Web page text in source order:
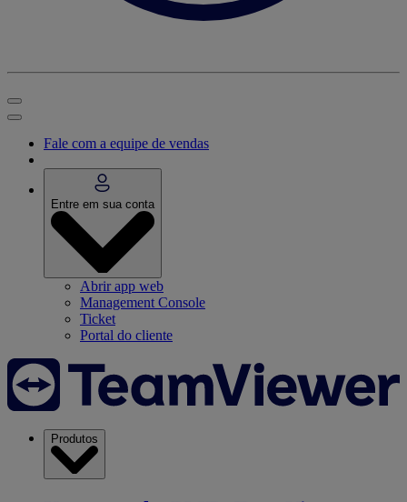
Fale com a equipe de vendas
Entre em sua conta
Abrir app web
Management Console
Ticket
Portal do cliente
Produtos